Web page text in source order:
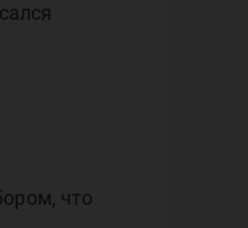
что